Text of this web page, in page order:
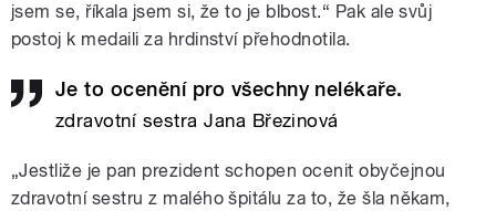
jsem se, říkala jsem si, že to je blbost.“ Pak ale svůj
postoj k medaili za hrdinství přehodnotila.
Je to ocenění pro všechny nelékaře.
zdravotní sestra Jana Březinová
„Jestliže je pan prezident schopen ocenit obyčejnou
zdravotní sestru z malého špitálu za to, že šla někam,